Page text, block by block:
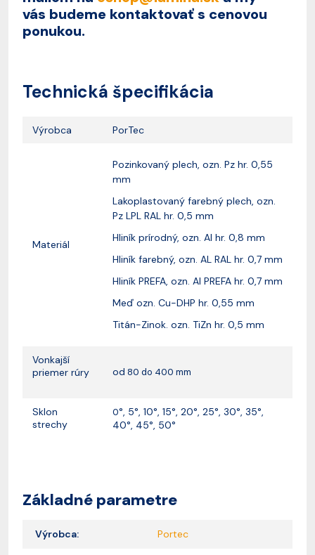
vás budeme kontaktovať s cenovou
ponukou.
Technická špecifikácia
Výrobca PorTec
Materiál
Pozinkovaný plech, ozn. Pz hr. 0,55
mm
Lakoplastovaný farebný plech, ozn.
Pz LPL RAL hr. 0,5 mm
Hliník prírodný, ozn. Al hr. 0,8 mm
Hliník farebný, ozn. AL RAL hr. 0,7 mm
Hliník PREFA, ozn. Al PREFA hr. 0,7 mm
Meď ozn. Cu-DHP hr. 0,55 mm
Titán-Zinok. ozn. TiZn hr. 0,5 mm
Vonkajší
priemer rúry
od 80 do 400 mm
Sklon
strechy
0°, 5°, 10°, 15°, 20°, 25°, 30°, 35°,
40°, 45°, 50°
Základné parametre
Výrobca: Portec